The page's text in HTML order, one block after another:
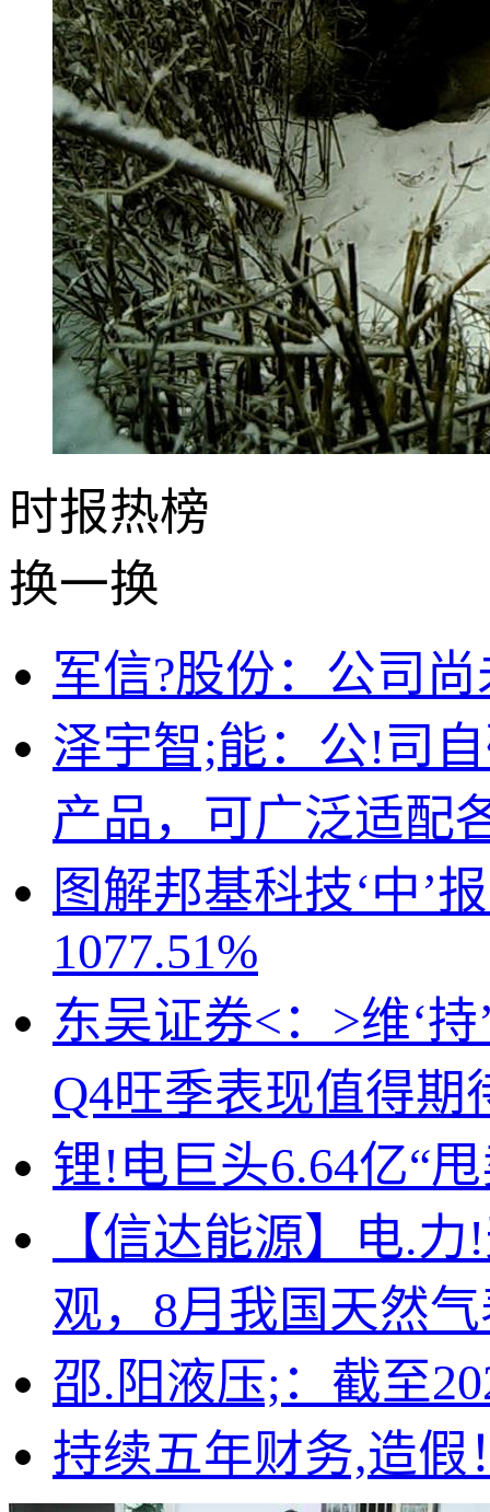
时报热榜
换一换
军信?股份：公司
泽宇智;能：公!司
产品，可广泛适配
图解邦基科技‘中’
1077.51%
东吴证券<：>维‘
Q4旺季表现值得期
锂!电巨头6.64亿“
【信达能源】电.
观，8月我国天然
邵.阳液压;：截至
持续五年财务,造假